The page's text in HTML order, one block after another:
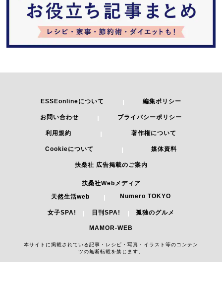
ESSEonlineについて 編集ポリシー
お問い合わせ プライバシーポリシー
利用規約 著作権について
Cookieについて 媒体資料
扶桑社 広告掲載のご案内
扶桑社Webメディア
天然生活web
Numero TOKYO
女子SPA! 日刊SPA! 孤独のグルメ
MAMOR-WEB
本サイトに掲載されている記事・レシピ・写真・イラスト等のコンテン
ツの無断転載を禁じます。